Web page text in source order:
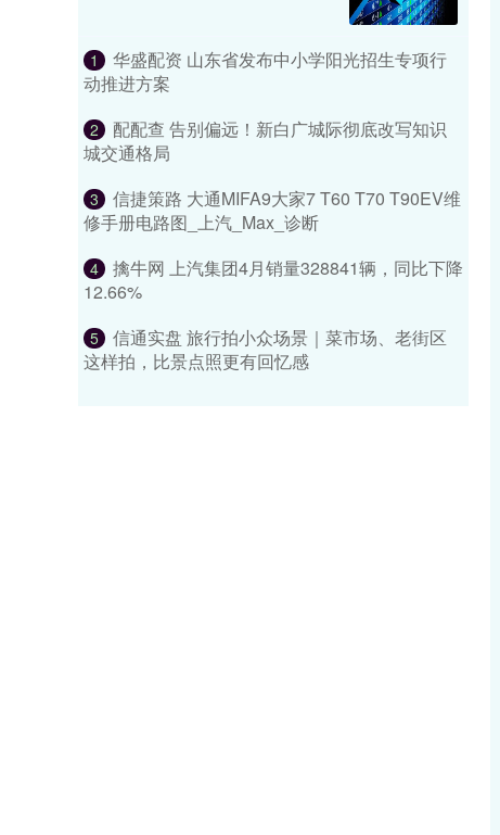
1
华盛配资 山东省发布中小学阳光招生专项行
动推进方案
2
配配查 告别偏远！新白广城际彻底改写知识
城交通格局
3
信捷策路 大通MIFA9大家7 T60 T70 T90EV维
修手册电路图_上汽_Max_诊断
4
擒牛网 上汽集团4月销量328841辆，同比下降
12.66%
5
信通实盘 旅行拍小众场景｜菜市场、老街区
这样拍，比景点照更有回忆感